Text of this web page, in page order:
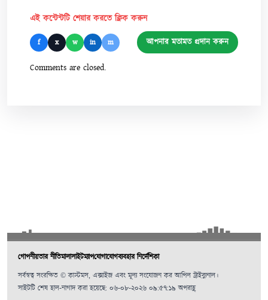
এই কন্টেন্টটি শেয়ার করতে ক্লিক করুন
f x w in m আপনার মতামত প্রদান করুন
Comments are closed.
গোপনীয়তার নীতিমালাসাইটম্যাপযোগাযোগব্যবহার নির্দেশিকা
সর্বস্বত্ব সংরক্ষিত © কাস্টমস, এক্সাইজ এবং মূল্য সংযোজন কর আপিল ট্রাইব্যুনাল।
সাইটটি শেষ হাল-নাগাদ করা হয়েছে: ০৬-০৮-২০২৬ ০৯:৫৭:১৯ অপরাহ্ণ